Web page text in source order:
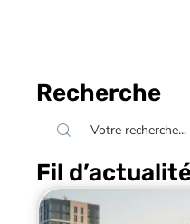
Recherche
Fil